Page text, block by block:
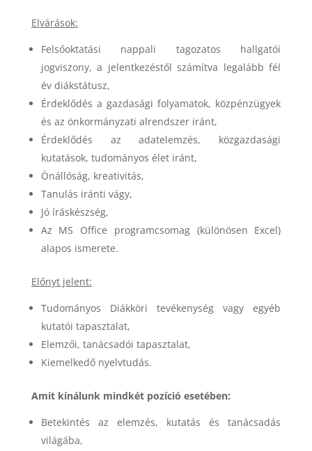
Elvárások:
Felsőoktatási nappali tagozatos hallgatói
jogviszony, a jelentkezéstől számítva legalább fél
év diákstátusz,
Érdeklődés a gazdasági folyamatok, közpénzügyek
és az önkormányzati alrendszer iránt,
Érdeklődés az adatelemzés, közgazdasági
kutatások, tudományos élet iránt,
Önállóság, kreativitás,
Tanulás iránti vágy,
Jó íráskészség,
Az MS Office programcsomag (különösen Excel)
alapos ismerete.
Előnyt jelent:
Tudományos Diákköri tevékenység vagy egyéb
kutatói tapasztalat,
Elemzői, tanácsadói tapasztalat,
Kiemelkedő nyelvtudás.
Amit kínálunk mindkét pozíció esetében:
Betekintés az elemzés, kutatás és tanácsadás
világába,